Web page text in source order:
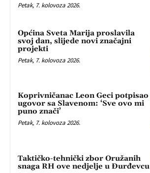
Petak, 7. kolovoza 2026.
Općina Sveta Marija proslavila
svoj dan, slijede novi značajni
projekti
Petak, 7. kolovoza 2026.
Koprivničanac Leon Geci potpisao
ugovor sa Slavenom: ‘Sve ovo mi
puno znači’
Petak, 7. kolovoza 2026.
Taktičko-tehnički zbor Oružanih
snaga RH ove nedjelje u Đurđevcu